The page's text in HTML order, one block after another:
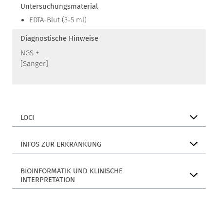
Untersuchungsmaterial
EDTA-Blut (3-5 ml)
Diagnostische Hinweise
NGS +
[Sanger]
LOCI
INFOS ZUR ERKRANKUNG
BIOINFORMATIK UND KLINISCHE
INTERPRETATION